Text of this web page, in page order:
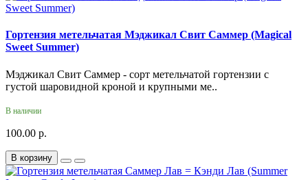
Гортензия метельчатая Мэджикал Свит Саммер (Magical
Sweet Summer)
Мэджикал Свит Саммер - сорт метельчатой гортензии с
густой шаровидной кроной и крупными ме..
В наличии
100.00 р.
В корзину